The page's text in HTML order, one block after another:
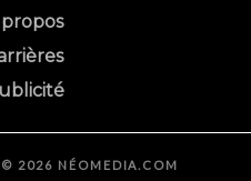
© 2026 NÉOMEDIA.COM